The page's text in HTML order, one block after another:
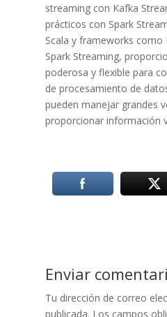
streaming con Kafka
prácticos con Spark
Scala y frameworks como
Spark Streaming,
poderosa y flexible para
de procesamiento de
pueden manejar grandes
proporcionar información
Enviar
Tu dirección de correo
publicada. Los campos